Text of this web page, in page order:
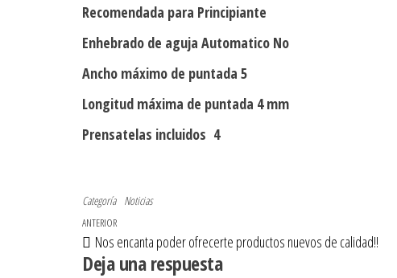
Recomendada para Principiante
Enhebrado de aguja Automatico No
Ancho máximo de puntada 5
Longitud máxima de puntada 4 mm
Prensatelas incluidos 4
Categoría Noticias
Navegación de entradas
Entrada anterior
ANTERIOR
Nos encanta poder ofrecerte productos nuevos de calidad!!
Deja una respuesta